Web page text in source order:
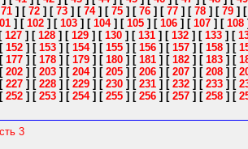
71 ] [ 72 ] [ 73 ] [ 74] [ 75 ] [ 76 ] [ 77 ] [ 78 ] [ 79 ] [
] [ 102 ] [ 103 ] [ 104] [ 105 ] [ 106 ] [ 107 ] [ 108 ]
[ 127 ] [ 128 ] [ 129 ] [ 130 ] [ 131 ] [ 132 ] [ 133 ] [
[ 152 ] [ 153 ] [ 154] [ 155 ] [ 156 ] [ 157 ] [ 158 ] [
[ 177 ] [ 178 ] [ 179 ] [ 180 ] [ 181 ] [ 182 ] [ 183 ] [
[ 202 ] [ 203 ] [ 204] [ 205 ] [ 206 ] [ 207 ] [ 208 ] [
[ 227 ] [ 228 ] [ 229 ] [ 230 ] [ 231 ] [ 232 ] [ 233 ] [
[ 252 ] [ 253 ] [ 254] [ 255 ] [ 256 ] [ 257 ] [ 258 ] [
3